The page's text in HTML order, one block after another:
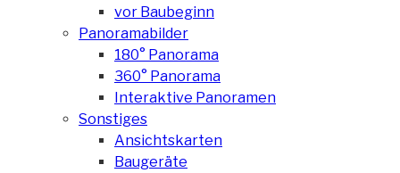
vor Baubeginn
Panoramabilder
180° Panorama
360° Panorama
Interaktive Panoramen
Sonstiges
Ansichtskarten
Baugeräte